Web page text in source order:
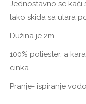
Jednostavno se kači
lako skida sa ulara
Dužina je 2m.
100% poliester, a
cinka.
Pranje- ispiranje